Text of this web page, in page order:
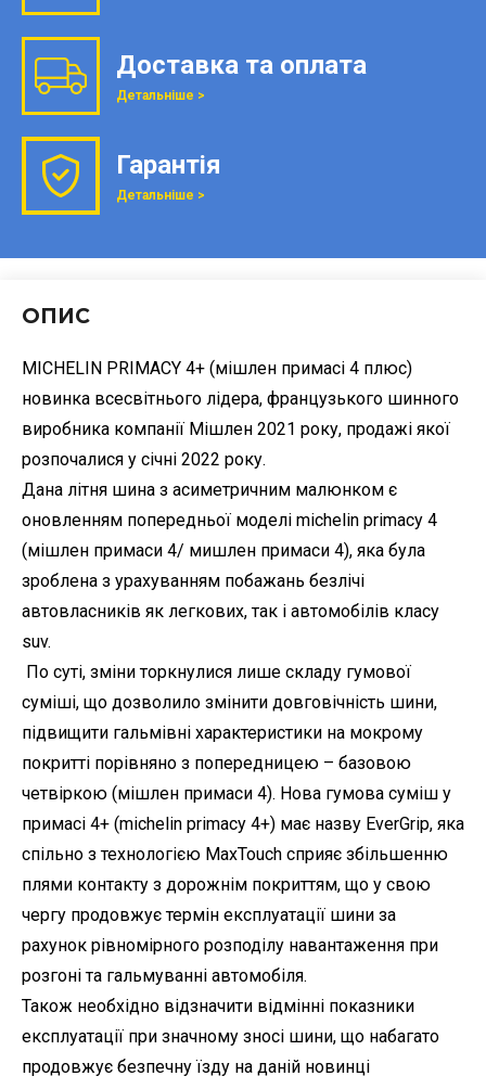
Доставка та оплата
Детальніше >
Гарантія
Детальніше >
ОПИС
MICHELIN PRIMACY 4+ (мішлен примасі 4 плюс)
новинка всесвітнього лідера, французького шинного
виробника компанії Мішлен 2021 року, продажі якої
розпочалися у січні 2022 року.
Дана літня шина з асиметричним малюнком є
оновленням попередньої моделі michelin primacy 4
(мішлен примаси 4/ мишлен примаси 4), яка була
зроблена з урахуванням побажань безлічі
автовласників як легкових, так і автомобілів класу
suv.
По суті, зміни торкнулися лише складу гумової
суміші, що дозволило змінити довговічність шини,
підвищити гальмівні характеристики на мокрому
покритті порівняно з попередницею – базовою
четвіркою (мішлен примаси 4). Нова гумова суміш у
примасі 4+ (michelin primacy 4+) має назву EverGrip, яка
спільно з технологією MaxTouch сприяє збільшенню
плями контакту з дорожнім покриттям, що у свою
чергу продовжує термін експлуатації шини за
рахунок рівномірного розподілу навантаження при
розгоні та гальмуванні автомобіля.
Також необхідно відзначити відмінні показники
експлуатації при значному зносі шини, що набагато
продовжує безпечну їзду на даній новинці